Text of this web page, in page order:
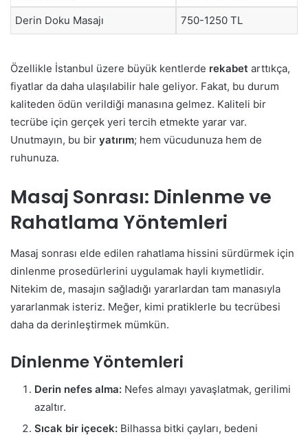
Derin Doku Masajı 750-1250 TL
Özellikle İstanbul üzere büyük kentlerde rekabet arttıkça,
fiyatlar da daha ulaşılabilir hale geliyor. Fakat, bu durum
kaliteden ödün verildiği manasına gelmez. Kaliteli bir
tecrübe için gerçek yeri tercih etmekte yarar var.
Unutmayın, bu bir yatırım; hem vücudunuza hem de
ruhunuza.
Masaj Sonrası: Dinlenme ve
Rahatlama Yöntemleri
Masaj sonrası elde edilen rahatlama hissini sürdürmek için
dinlenme prosedürlerini uygulamak hayli kıymetlidir.
Nitekim de, masajın sağladığı yararlardan tam manasıyla
yararlanmak isteriz. Meğer, kimi pratiklerle bu tecrübesi
daha da derinleştirmek mümkün.
Dinlenme Yöntemleri
Derin nefes alma: Nefes almayı yavaşlatmak, gerilimi
azaltır.
Sıcak bir içecek: Bilhassa bitki çayları, bedeni